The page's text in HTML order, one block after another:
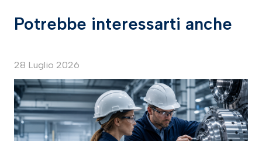
Potrebbe interessarti anche
28 Luglio 2026